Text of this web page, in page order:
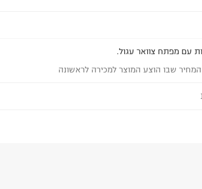
שבו הוצע המוצר למכירה לראשונה
המתאימה לכם,